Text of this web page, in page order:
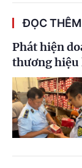
ĐỌC THÊM
Phát hiện
thương hiệu